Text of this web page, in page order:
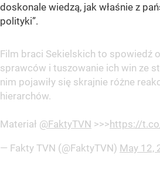
doskonale wiedzą, jak właśnie z
polityki”.
Film braci Sekielskich to spowiedź
sprawców i tuszowanie ich win ze
nim pojawiły się skrajnie różne
hierarchów.
Materiał @FaktyTVN >>> https://
— Fakty TVN (@FaktyTVN) May 12,